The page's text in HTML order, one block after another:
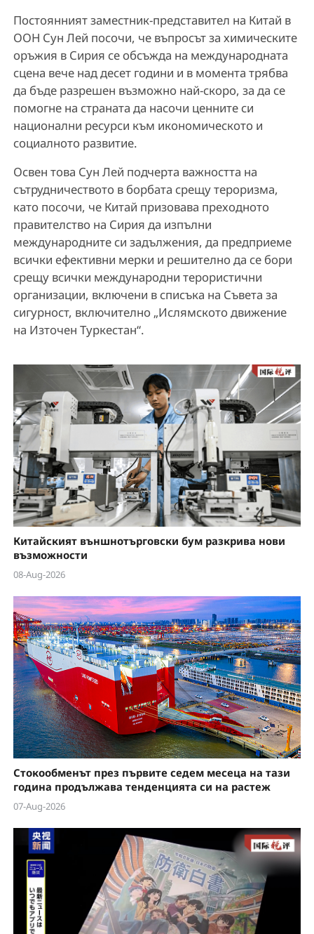
Постоянният заместник-представител на Китай в
ООН Сун Лей посочи, че въпросът за химическите
оръжия в Сирия се обсъжда на международната
сцена вече над десет години и в момента трябва
да бъде разрешен възможно най-скоро, за да се
помогне на страната да насочи ценните си
национални ресурси към икономическото и
социалното развитие.
Освен това Сун Лей подчерта важността на
сътрудничеството в борбата срещу тероризма,
като посочи, че Китай призовава преходното
правителство на Сирия да изпълни
международните си задължения, да предприеме
всички ефективни мерки и решително да се бори
срещу всички международни терористични
организации, включени в списъка на Съвета за
сигурност, включително „Ислямското движение
на Източен Туркестан“.
Китайският външнотърговски бум разкрива нови
възможности
08-Aug-2026
Стокообменът през първите седем месеца на тази
година продължава тенденцията си на растеж
07-Aug-2026